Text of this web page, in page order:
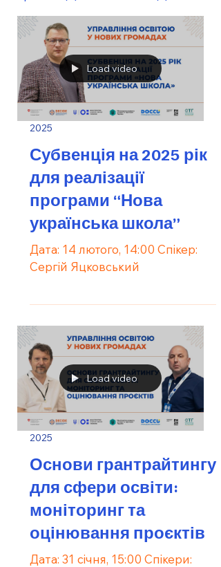
Load video
2025
Субвенція на 2025 рік
для реалізації
програми “Нова
українська школа”
Дата: 14 лютого, 14:00 Спікер:
Сергій Яцковський
Load video
2025
Основи грантрайтингу
для сфери освіти:
моніторинг та
оцінювання проєктів
Дата: 31 січня, 15:00 Спікери: